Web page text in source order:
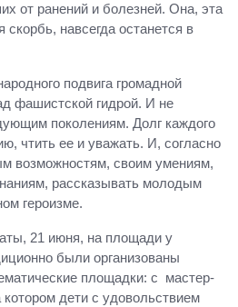
от ранений и болезней. Она, эта
навсегда останется в
подвига громадной
фашистской гидрой. И не
поколениям. Долг каждого
чтить ее и уважать. И, согласно
возможностям, своим умениям,
рассказывать молодым
героизме.
21 июня, на площади у
были организованы
площадки: с мастер-
дети с удовольствием